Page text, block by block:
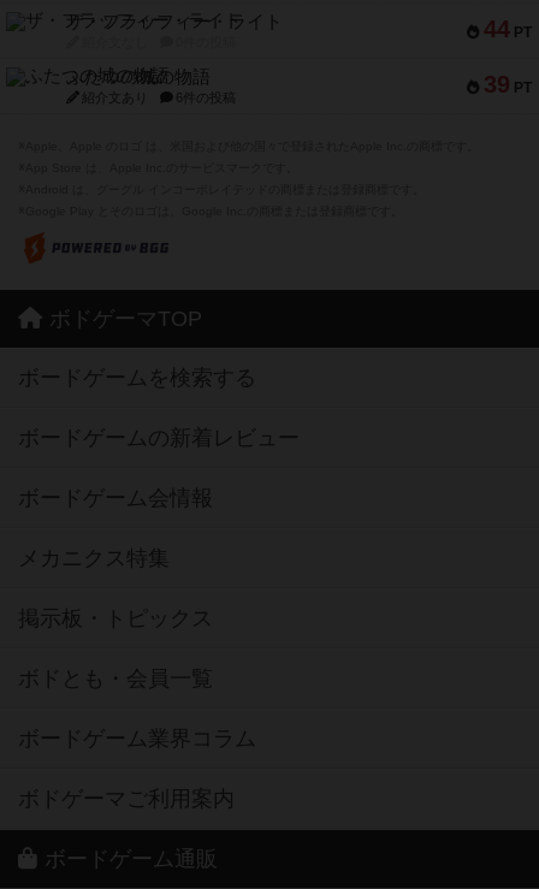
44 PT
ザ・フラッフィー・ライト
39 PT
ふたつの城の物語
紹介文あり 6件の投稿
ボドゲーマTOP
ボードゲームを検索する
ボードゲームの新着レビュー
ボードゲーム会情報
メカニクス特集
掲示板・トピックス
ボドとも・会員一覧
ボードゲーム業界コラム
ボドゲーマご利用案内
ボードゲーム通販